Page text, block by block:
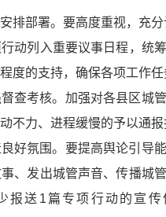
排部署。要高度重视，充
动列入重要议事日程，统
度的支持，确保各项工作任
督查考核。加强对各县区城
不力、进程缓慢的予以通报
良好氛围。要提高舆论引导
、发出城管声音、传播城
报送1篇专项行动的宣